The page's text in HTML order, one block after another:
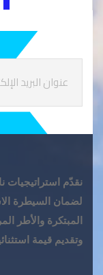
نقدّم
لضمان السيطرة
المبتكرة والأطر
وتقديم قيمة